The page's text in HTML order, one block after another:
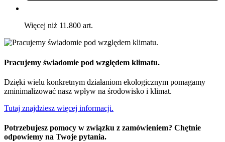
Więcej niż 11.800 art.
Pracujemy świadomie pod względem klimatu.
Dzięki wielu konkretnym działaniom ekologicznym pomagamy
zminimalizować nasz wpływ na środowisko i klimat.
Tutaj znajdziesz więcej informacji.
Potrzebujesz pomocy w związku z zamówieniem? Chętnie
odpowiemy na Twoje pytania.